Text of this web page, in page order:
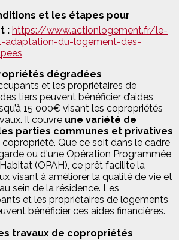
et les étapes pour
: https://www.actionlogement.fr/le-
adaptation-du-logement-des-
dégradées
et les propriétaires de
tiers peuvent bénéficier d’aides
15 000€ visant les copropriétés
Il couvre une variété de
parties communes et privatives
copropriété. Que ce soit dans le cadre
ou d'une Opération Programmée
(OPAH), ce prêt facilite la
visant à améliorer la qualité de vie et
sein de la résidence. Les
et les propriétaires de logements
bénéficier ces aides financières.
travaux de copropriétés